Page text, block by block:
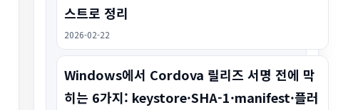
스트로 정리
2026-02-22
Windows에서 Cordova 릴리즈 서명 전에 막
히는 6가지: keystore·SHA-1·manifest·플러